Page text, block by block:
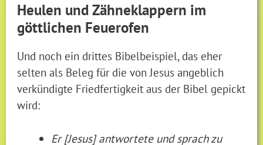
Heulen und Zähneklappern im
göttlichen Feuerofen
Und noch ein drittes Bibelbeispiel, das eher
selten als Beleg für die von Jesus angeblich
verkündigte Friedfertigkeit aus der Bibel gepickt
wird:
Er [Jesus] antwortete und sprach zu